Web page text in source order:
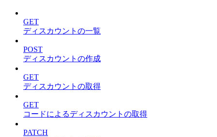
GET
ディスカウントの一覧
POST
ディスカウントの作成
GET
ディスカウントの取得
GET
コードによるディスカウントの取得
PATCH